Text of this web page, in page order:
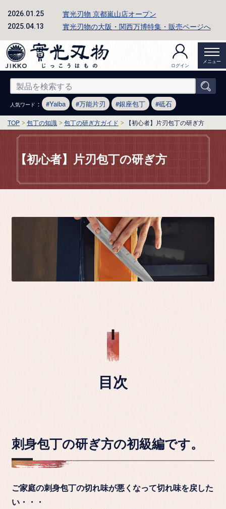
2026.01.25 實光刃物 京都嵐山店オープン
2025.04.13 實光刃物の大阪・関西万博特集・販売ページへ
ログイン
メニュー
人気ワード ： Yaiba 万能片刃 銀座包丁 砥石
TOP 包丁の知識 包丁の研ぎ方ガイド 【初心者】片刃包丁の研ぎ方
【初心者】片刃包丁の研ぎ方
目次
刺身包丁の研ぎ方の初級編です。
ご家庭の刺身包丁の切れ味が悪くなって切れ味を戻した
い・・・